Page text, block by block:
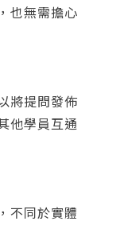
也無需擔心
將提問發佈
他學員互通
不同於實體